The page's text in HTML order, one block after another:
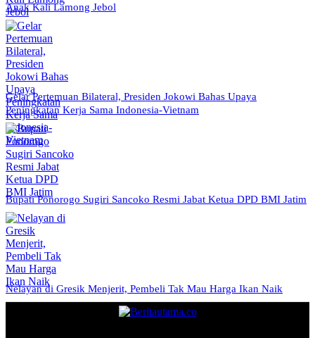
Anak Kali Lamong Jebol
Gelar Pertemuan Bilateral, Presiden Jokowi Bahas Upaya
Peningkatan Kerja Sama Indonesia-Vietnam
Bupati Ponorogo Sugiri Sancoko Resmi Jabat Ketua DPD BMI Jatim
Nelayan di Gresik Menjerit, Pembeli Tak Mau Harga Ikan Naik